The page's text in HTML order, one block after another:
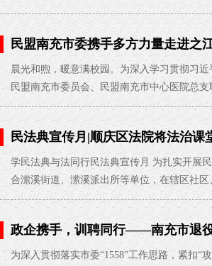
民盟南充市委携手多方力量走进之
晨光和煦，暖意满校园。为深入学习贯彻习
民盟南充市委员会、民盟南充市中心医院总
民法典宣传月|顺庆区法院将法治课
学民法典与法同行民法典宣传月 为扎实开展
合潆溪街道、潆溪派出所等单位，在辖区社
政企携手，训聘同行——南充市退
训即就业”直通车 2026-05-27
为深入贯彻落实市委“1558”工作思路，紧扣“